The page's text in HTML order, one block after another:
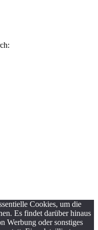
Cookies, um die
Es findet darüber hinaus
Werbung oder sonstiges